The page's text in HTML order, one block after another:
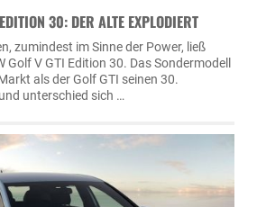
30: DER ALTE EXPLODIERT
zumindest im Sinne der Power, ließ
Golf V GTI Edition 30. Das Sondermodell
als der Golf GTI seinen 30.
unterschied sich …